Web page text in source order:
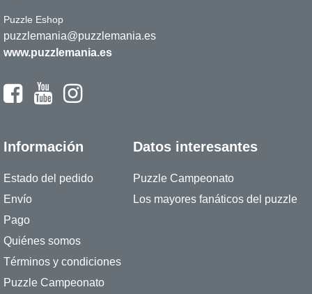
Puzzle Eshop
puzzlemania@puzzlemania.es
www.puzzlemania.es
Información
Estado del pedido
Envío
Pago
Quiénes somos
Términos y condiciones
Puzzle Campeonato
Datos interesantes
Puzzle Campeonato
Los mayores fanáticos del puzzle